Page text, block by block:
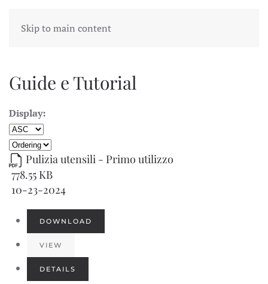
Skip to main content
Guide e Tutorial
Display:
Pulizia utensili - Primo utilizzo
778.55 KB
10-23-2024
DOWNLOAD
VIEW
DETAILS